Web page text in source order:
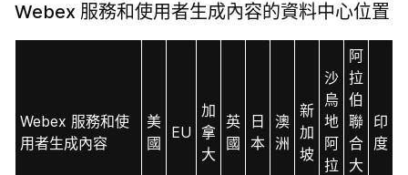
Webex 服務和使用者生成內容的資料中心位置
Webex 服務和使
用者生成內容
美
國
EU
加
拿
大
英
國
日
本
澳
洲
新
加
坡
沙
烏
地
阿
拉
阿
拉
伯
聯
合
大
印
度